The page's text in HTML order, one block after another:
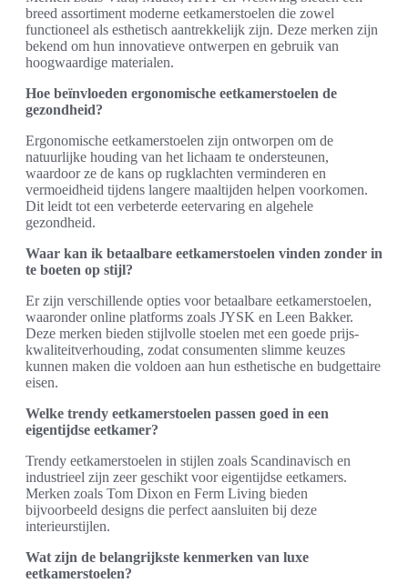
breed assortiment moderne eetkamerstoelen die zowel
functioneel als esthetisch aantrekkelijk zijn. Deze merken zijn
bekend om hun innovatieve ontwerpen en gebruik van
hoogwaardige materialen.
Hoe beïnvloeden ergonomische eetkamerstoelen de
gezondheid?
Ergonomische eetkamerstoelen zijn ontworpen om de
natuurlijke houding van het lichaam te ondersteunen,
waardoor ze de kans op rugklachten verminderen en
vermoeidheid tijdens langere maaltijden helpen voorkomen.
Dit leidt tot een verbeterde eetervaring en algehele
gezondheid.
Waar kan ik betaalbare eetkamerstoelen vinden zonder in
te boeten op stijl?
Er zijn verschillende opties voor betaalbare eetkamerstoelen,
waaronder online platforms zoals JYSK en Leen Bakker.
Deze merken bieden stijlvolle stoelen met een goede prijs-
kwaliteitverhouding, zodat consumenten slimme keuzes
kunnen maken die voldoen aan hun esthetische en budgettaire
eisen.
Welke trendy eetkamerstoelen passen goed in een
eigentijdse eetkamer?
Trendy eetkamerstoelen in stijlen zoals Scandinavisch en
industrieel zijn zeer geschikt voor eigentijdse eetkamers.
Merken zoals Tom Dixon en Ferm Living bieden
bijvoorbeeld designs die perfect aansluiten bij deze
interieurstijlen.
Wat zijn de belangrijkste kenmerken van luxe
eetkamerstoelen?